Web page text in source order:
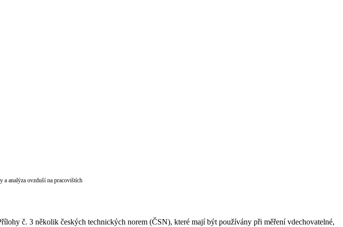
a analýza ovzduší na pracovištích
č. 3 několik českých technických norem (ČSN), které mají být používány při měření vdechovatelné,